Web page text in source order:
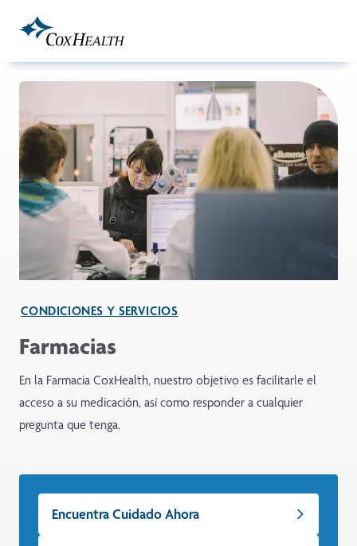
CONDICIONES Y SERVICIOS
Farmacias
En la Farmacia CoxHealth, nuestro objetivo es facilitarle el
acceso a su medicación, así como responder a cualquier
pregunta que tenga.
Encuentra Cuidado Ahora